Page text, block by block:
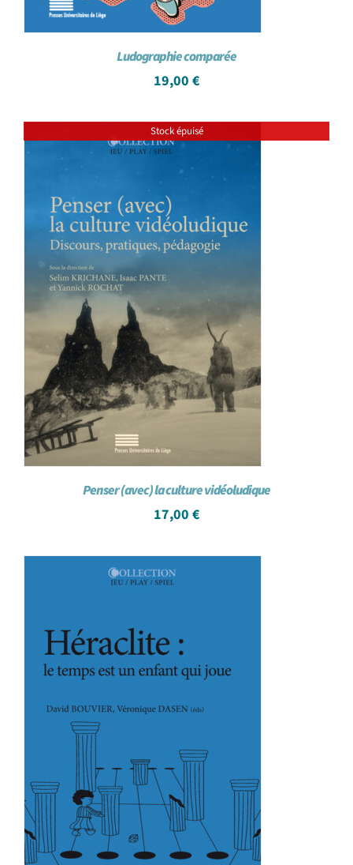
Ludographie comparée
19,00 €
Stock épuisé
Penser (avec) la culture vidéoludique
17,00 €